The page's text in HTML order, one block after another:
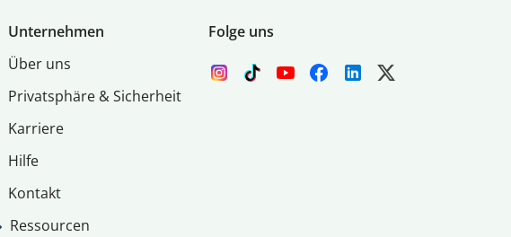
Unternehmen
Über uns
Privatsphäre & Sicherheit
Karriere
Hilfe
Kontakt
Ressourcen
Folge uns